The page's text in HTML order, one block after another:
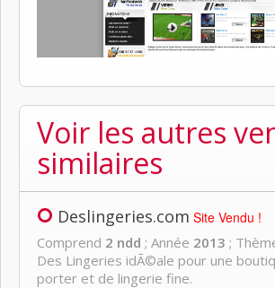
Voir les autres
similaires
Deslingeries.com Site Vendu !
Comprend 2 ndd ; Année 2013 ;
Des Lingeries idÃ©ale pour une
porter et de lingerie fine.